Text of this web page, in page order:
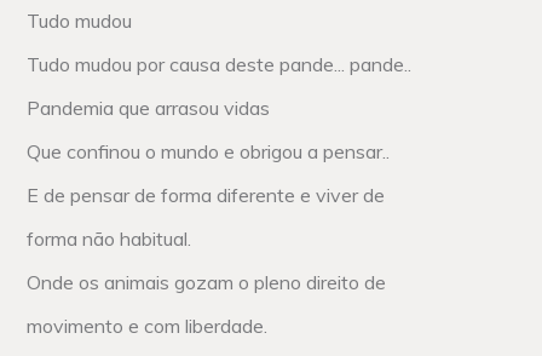
Tudo mudou
Tudo mudou por causa deste pande... pande..
Pandemia que arrasou vidas
Que confinou o mundo e obrigou a pensar..
E de pensar de forma diferente e viver de
forma não habitual.
Onde os animais gozam o pleno direito de
movimento e com liberdade.